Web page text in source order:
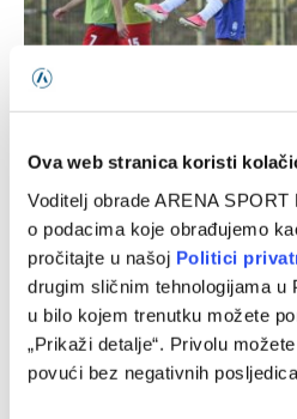
Ova web stranica koristi
Voditelj obrade ARENA
o podacima koje obrađujemo
pročitajte u našoj Politici
drugim sličnim tehnologijama u
u bilo kojem trenutku možete
„Prikaži detalje“. Privolu
povući bez negativnih
Osijeka
08/08/2026